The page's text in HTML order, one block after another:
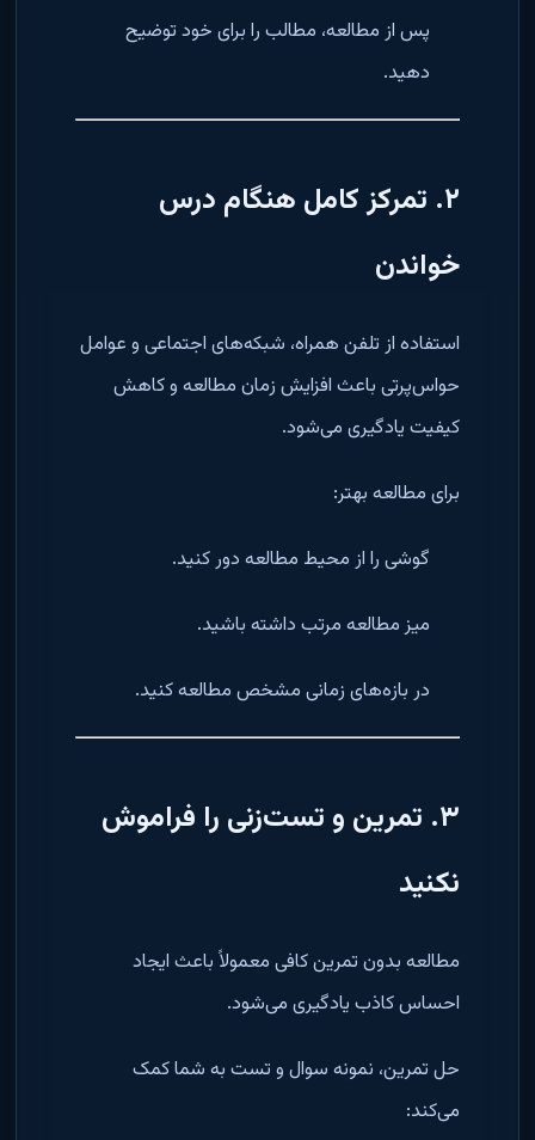
پس از مطالعه، مطالب را برای خود توضیح
دهید.
۲. تمرکز کامل هنگام درس
خواندن
استفاده از تلفن همراه، شبکه‌های اجتماعی و عوامل
حواس‌پرتی باعث افزایش زمان مطالعه و کاهش
کیفیت یادگیری می‌شود.
برای مطالعه بهتر:
گوشی را از محیط مطالعه دور کنید.
میز مطالعه مرتب داشته باشید.
در بازه‌های زمانی مشخص مطالعه کنید.
۳. تمرین و تست‌زنی را فراموش
نکنید
مطالعه بدون تمرین کافی معمولاً باعث ایجاد
احساس کاذب یادگیری می‌شود.
حل تمرین، نمونه سوال و تست به شما کمک
می‌کند: